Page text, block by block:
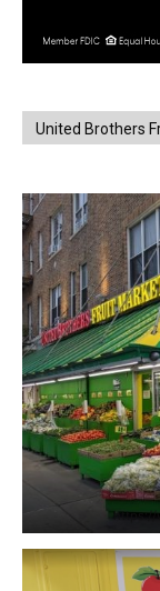
United Brothers
https://